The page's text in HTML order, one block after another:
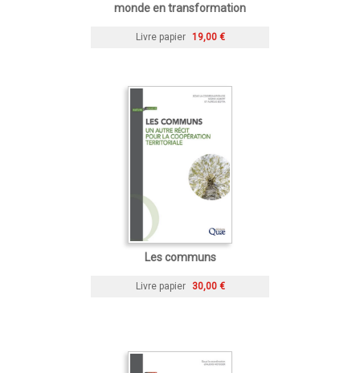
monde en transformation
Livre papier 19,00 €
Les communs
Livre papier 30,00 €